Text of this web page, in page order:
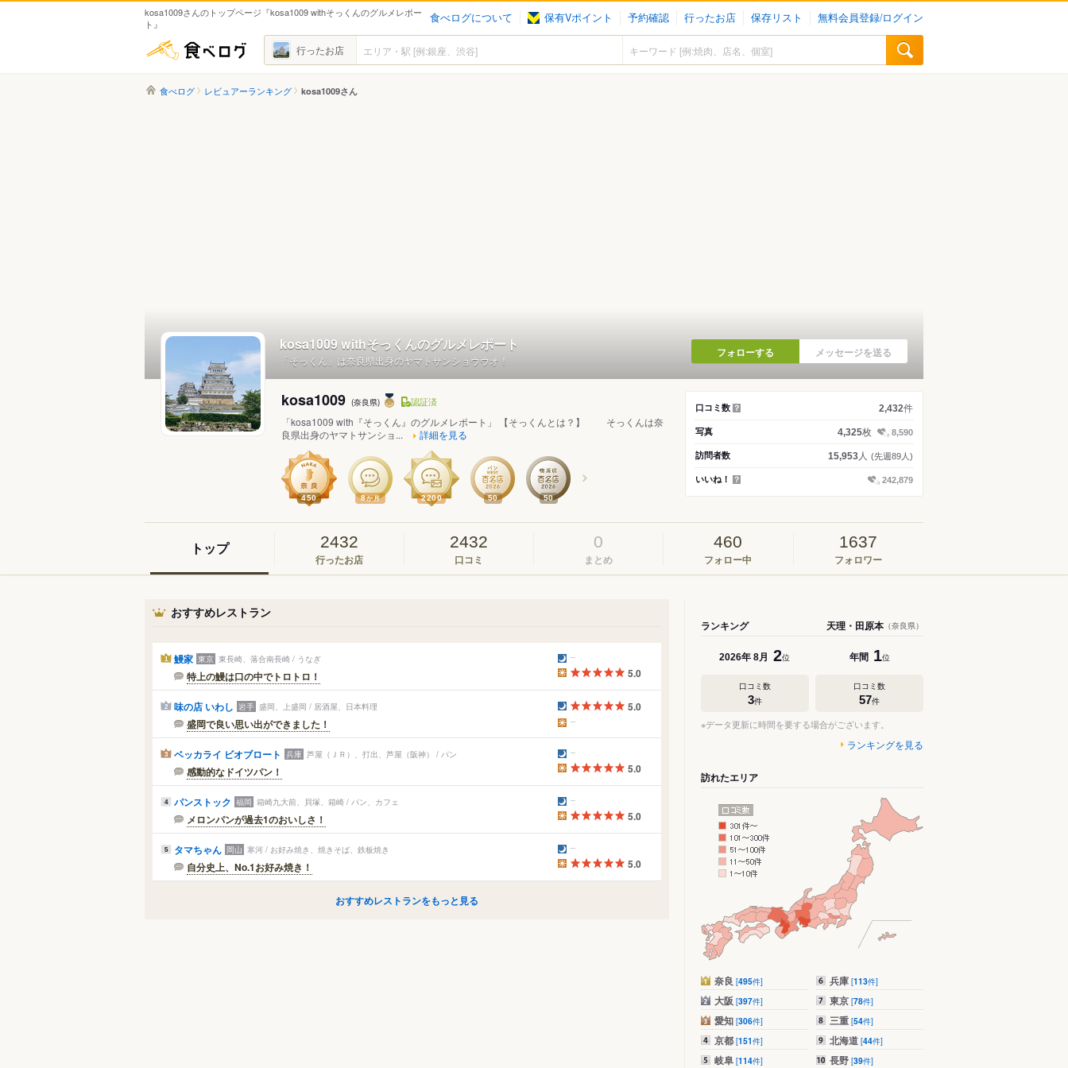
kosa1009さんのトップページ『kosa1009 withそっくんのグルメレポー
ト』
食べログについて 保有Vポイント 予約確認 行ったお店 保存リスト 無料会員登録/ログイン
食べログ 行ったお店
食べログ レビュアーランキング kosa1009さん
kosa1009 withそっくんのグルメレポート
「そっくん」は奈良県出身のヤマトサンショウウオ！
フォローする メッセージを送る
kosa1009 (奈良県) 認証済
「kosa1009 with『そっくん』のグルメレポート」 【そっくんとは？】 そっくんは奈
良県出身のヤマトサンショ...
詳細を見る
450 8か月 2200 50 50
口コミ数 ？ 2,432件
写真 4,325枚 8,590
訪問者数 15,953人 (先週89人)
いいね！ ？ 242,879
トップ 2432
行ったお店
2432
口コミ
0
まとめ
460
フォロー中
1637
フォロワー
おすすめレストラン
1 鰻家 東京 東長崎、落合南長崎 / うなぎ
特上の鰻は口の中でトロトロ！ 5.0
2 味の店 いわし 岩手 盛岡、上盛岡 / 居酒屋、日本料理
盛岡で良い思い出ができました！
5.0
3 ベッカライ ビオブロート 兵庫 芦屋（ＪＲ）、打出、芦屋（阪神） / パン
感動的なドイツパン！ 5.0
4 パンストック 福岡 箱崎九大前、貝塚、箱崎 / パン、カフェ
メロンパンが過去1のおいしさ！ 5.0
5 タマちゃん 岡山 寒河 / お好み焼き、焼きそば、鉄板焼き
自分史上、No.1お好み焼き！ 5.0
おすすめレストランをもっと見る
ランキング 天理・田原本 （奈良県）
2026年8月 2位
口コミ数
3件
年間 1位
口コミ数
57件
※データ更新に時間を要する場合がございます。
ランキングを見る
訪れたエリア
奈良 [495件]
大阪 [397件]
愛知 [306件]
京都 [151件]
岐阜 [114件]
兵庫 [113件]
東京 [78件]
三重 [54件]
北海道 [44件]
長野 [39件]